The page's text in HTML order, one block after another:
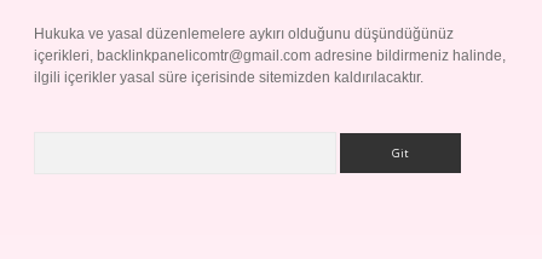
Hukuka ve yasal düzenlemelere aykırı olduğunu düşündüğünüz
içerikleri, backlinkpanelicomtr@gmail.com adresine bildirmeniz halinde,
ilgili içerikler yasal süre içerisinde sitemizden kaldırılacaktır.